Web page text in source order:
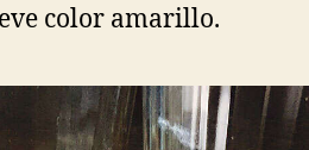
color amarillo.